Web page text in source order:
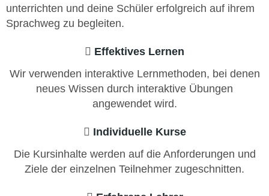
unterrichten und deine Schüler erfolgreich auf ihrem
Sprachweg zu begleiten.
Effektives Lernen
Wir verwenden interaktive Lernmethoden, bei denen
neues Wissen durch interaktive Übungen
angewendet wird.
Individuelle Kurse
Die Kursinhalte werden auf die Anforderungen und
Ziele der einzelnen Teilnehmer zugeschnitten.